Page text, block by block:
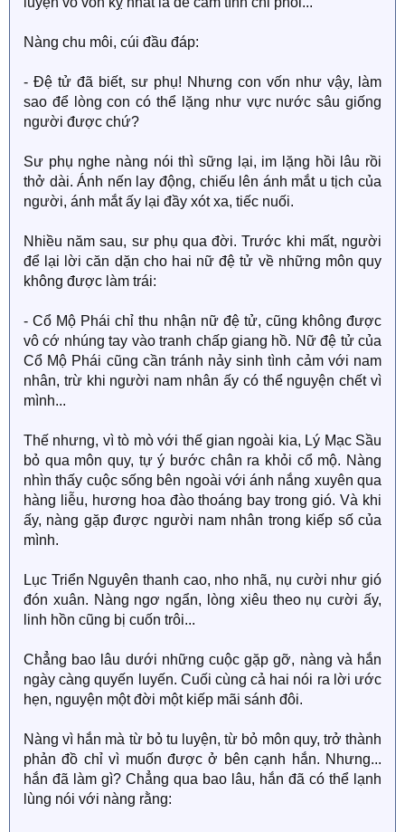
Nàng chu môi, cúi đầu đáp:
- Đệ tử đã biết, sư phụ! Nhưng con vốn như vậy, làm
sao để lòng con có thể lặng như vực nước sâu giống
người được chứ?
Sư phụ nghe nàng nói thì sững lại, im lặng hồi lâu rồi
thở dài. Ánh nến lay động, chiếu lên ánh mắt u tịch của
người, ánh mắt ấy lại đầy xót xa, tiếc nuối.
Nhiều năm sau, sư phụ qua đời. Trước khi mất, người
để lại lời căn dặn cho hai nữ đệ tử về những môn quy
không được làm trái:
- Cổ Mộ Phái chỉ thu nhận nữ đệ tử, cũng không được
vô cớ nhúng tay vào tranh chấp giang hồ. Nữ đệ tử của
Cổ Mộ Phái cũng cần tránh nảy sinh tình cảm với nam
nhân, trừ khi người nam nhân ấy có thể nguyện chết vì
mình...
Thế nhưng, vì tò mò với thế gian ngoài kia, Lý Mạc Sầu
bỏ qua môn quy, tự ý bước chân ra khỏi cổ mộ. Nàng
nhìn thấy cuộc sống bên ngoài với ánh nắng xuyên qua
hàng liễu, hương hoa đào thoáng bay trong gió. Và khi
ấy, nàng gặp được người nam nhân trong kiếp số của
mình.
Lục Triển Nguyên thanh cao, nho nhã, nụ cười như gió
đón xuân. Nàng ngơ ngẩn, lòng xiêu theo nụ cười ấy,
linh hồn cũng bị cuốn trôi...
Chẳng bao lâu dưới những cuộc gặp gỡ, nàng và hắn
ngày càng quyến luyến. Cuối cùng cả hai nói ra lời ước
hẹn, nguyện một đời một kiếp mãi sánh đôi.
Nàng vì hắn mà từ bỏ tu luyện, từ bỏ môn quy, trở thành
phản đồ chỉ vì muốn được ở bên cạnh hắn. Nhưng...
hắn đã làm gì? Chẳng qua bao lâu, hắn đã có thể lạnh
lùng nói với nàng rằng: